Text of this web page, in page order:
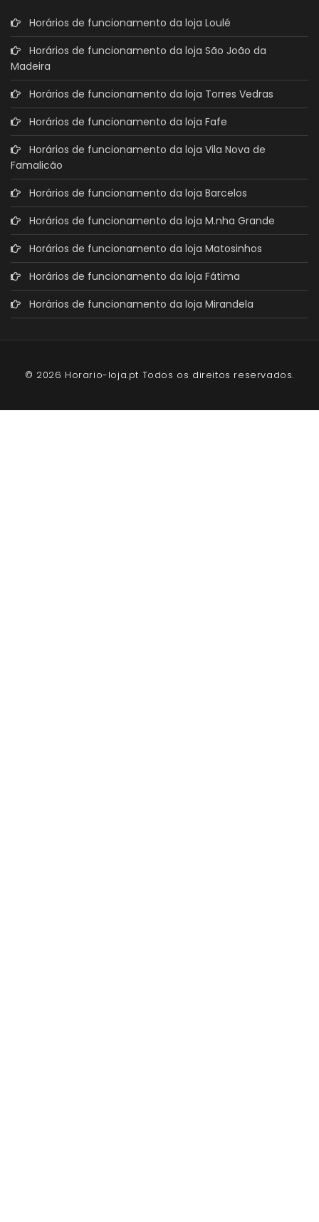
Horários de funcionamento da loja Loulé
Horários de funcionamento da loja São João da
Madeira
Horários de funcionamento da loja Torres Vedras
Horários de funcionamento da loja Fafe
Horários de funcionamento da loja Vila Nova de
Famalicão
Horários de funcionamento da loja Barcelos
Horários de funcionamento da loja M.nha Grande
Horários de funcionamento da loja Matosinhos
Horários de funcionamento da loja Fátima
Horários de funcionamento da loja Mirandela
© 2026 Horario-loja.pt Todos os direitos reservados.